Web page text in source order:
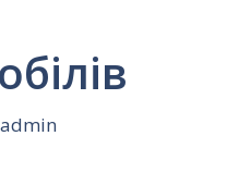
admin